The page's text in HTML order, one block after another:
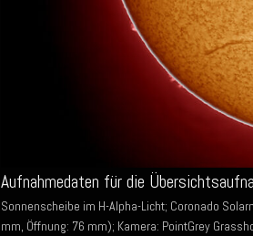
Aufnahmedaten für die
Sonnenscheibe im H-Alpha-Licht; Coronado
mm, Öffnung: 76 mm); Kamera: PointGrey